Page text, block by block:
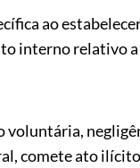
ao
interno relativo a
voluntária,
comete ato